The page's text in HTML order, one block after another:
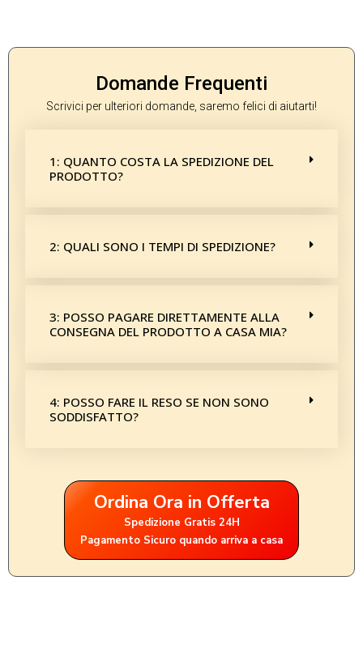
Domande Frequenti
Scrivici per ulteriori domande, saremo felici di aiutarti!
1: QUANTO COSTA LA SPEDIZIONE DEL
PRODOTTO?
2: QUALI SONO I TEMPI DI SPEDIZIONE?
3: POSSO PAGARE DIRETTAMENTE ALLA
CONSEGNA DEL PRODOTTO A CASA MIA?
4: POSSO FARE IL RESO SE NON SONO
SODDISFATTO?
Ordina Ora in Offerta
Spedizione Gratis 24H
Pagamento Sicuro quando arriva a casa